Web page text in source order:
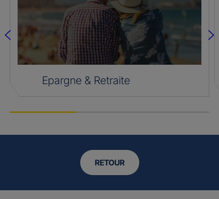
Epargne & Retraite
RETOUR